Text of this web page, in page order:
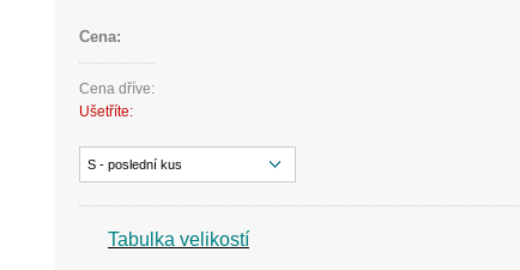
Cena:
Cena dříve:
Ušetříte:
S - poslední kus
Tabulka velikostí